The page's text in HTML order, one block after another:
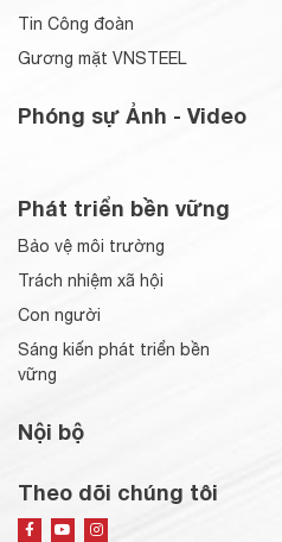
Tin Công đoàn
Gương mặt VNSTEEL
Phóng sự Ảnh - Video
Phát triển bền vững
Bảo vệ môi trường
Trách nhiệm xã hội
Con người
Sáng kiến phát triển bền
vững
Nội bộ
Theo dõi chúng tôi